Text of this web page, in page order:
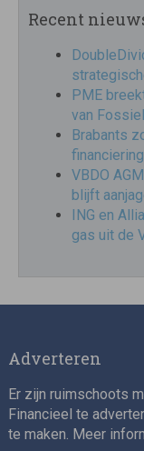
Recent
PME
van
Brabants
VBDO
blijft
ING en
gas uit de
Adverteren
Er zijn ruimschoots
Financieel te
te maken. Meer